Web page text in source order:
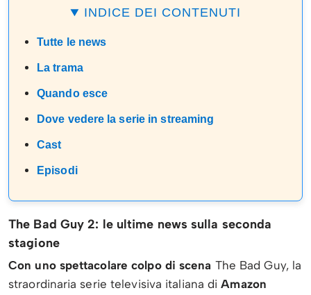
INDICE DEI CONTENUTI
Tutte le news
La trama
Quando esce
Dove vedere la serie in streaming
Cast
Episodi
The Bad Guy 2: le ultime news sulla seconda
stagione
Con uno spettacolare colpo di scena The Bad Guy, la
straordinaria serie televisiva italiana diAmazon